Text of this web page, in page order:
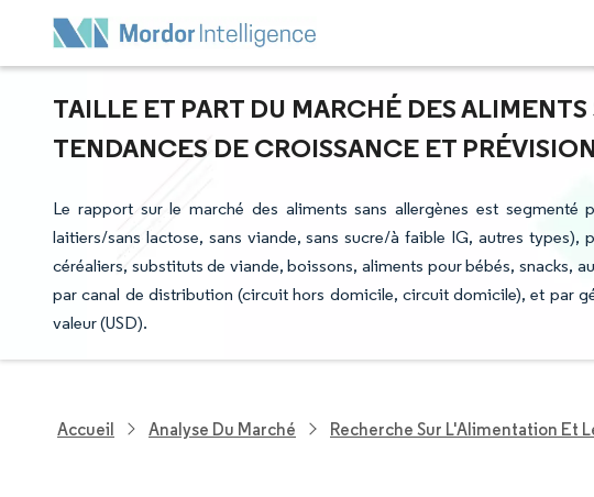
TAILLE ET PART DU MARCHÉ DES
TENDANCES DE CROISSANCE ET
Le rapport sur le marché des aliments sans allergènes est segmenté
laitiers/sans lactose, sans viande, sans sucre/à faible IG, autres
céréaliers, substituts de viande, boissons, aliments pour bébés, snacks,
par canal de distribution (circuit hors domicile, circuit domicile), et par
valeur (USD).
Accueil Analyse Du Marché Recherche Sur L'Alimentation Et